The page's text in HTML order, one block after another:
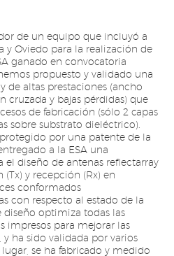
de un equipo que incluyó a
y Oviedo para la realización de
ganado en convocatoria
propuesto y validado una
de altas prestaciones (ancho
cruzada y bajas pérdidas) que
de fabricación (sólo 2 capas
sobre substrato dieléctrico).
por una patente de la
a la ESA una
el diseño de antenas reflectarray
(Tx) y recepción (Rx) en
conformados
con respecto al estado de la
diseño optimiza todas las
impresos para mejorar las
ha sido validada por varios
se ha fabricado y medido